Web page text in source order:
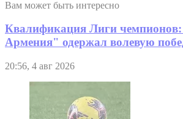
Вам может быть интересно
Квалификация Лиги
Армения" одержал волевую
20:56, 4 авг 2026